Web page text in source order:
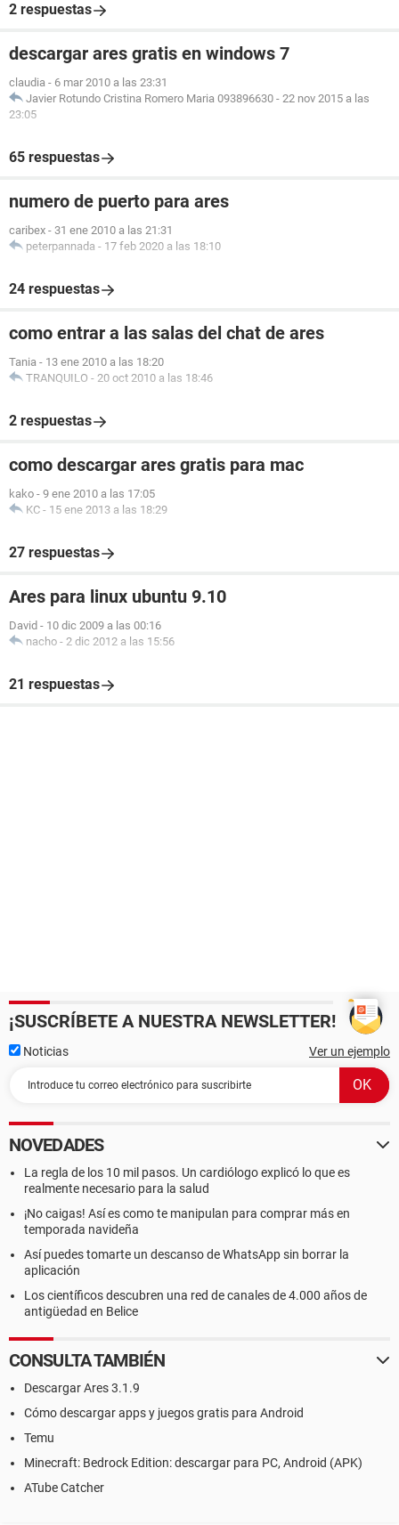
2 respuestas
descargar ares gratis en windows 7
claudia - 6 mar 2010 a las 23:31
Javier Rotundo Cristina Romero Maria 093896630 - 22 nov 2015 a las
23:05
65 respuestas
numero de puerto para ares
caribex - 31 ene 2010 a las 21:31
peterpannada - 17 feb 2020 a las 18:10
24 respuestas
como entrar a las salas del chat de ares
Tania - 13 ene 2010 a las 18:20
TRANQUILO - 20 oct 2010 a las 18:46
2 respuestas
como descargar ares gratis para mac
kako - 9 ene 2010 a las 17:05
KC - 15 ene 2013 a las 18:29
27 respuestas
Ares para linux ubuntu 9.10
David - 10 dic 2009 a las 00:16
nacho - 2 dic 2012 a las 15:56
21 respuestas
¡SUSCRÍBETE A NUESTRA NEWSLETTER!
Noticias Ver un ejemplo
NOVEDADES
La regla de los 10 mil pasos. Un cardiólogo explicó lo que es
realmente necesario para la salud
¡No caigas! Así es como te manipulan para comprar más en
temporada navideña
Así puedes tomarte un descanso de WhatsApp sin borrar la
aplicación
Los científicos descubren una red de canales de 4.000 años de
antigüedad en Belice
CONSULTA TAMBIÉN
Descargar Ares 3.1.9
Cómo descargar apps y juegos gratis para Android
Temu
Minecraft: Bedrock Edition: descargar para PC, Android (APK)
ATube Catcher